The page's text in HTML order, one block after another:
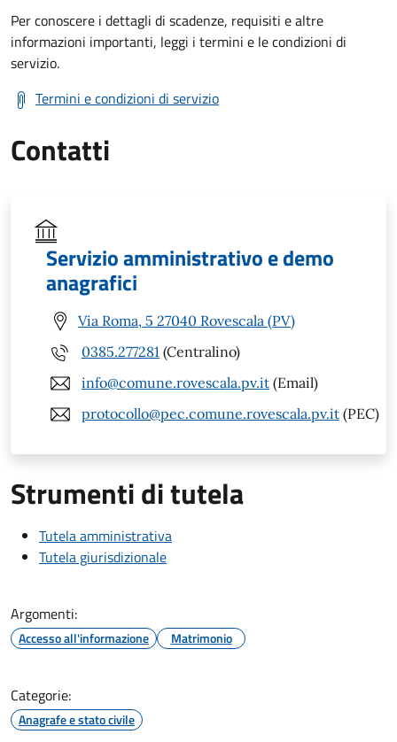
Per conoscere i dettagli di scadenze, requisiti e altre
informazioni importanti, leggi i termini e le condizioni di
servizio.
Termini e condizioni di servizio
Contatti
Servizio amministrativo e demo
anagrafici
Via Roma, 5 27040 Rovescala (PV)
0385.277281 (Centralino)
info@comune.rovescala.pv.it (Email)
protocollo@pec.comune.rovescala.pv.it (PEC)
Strumenti di tutela
Tutela amministrativa
Tutela giurisdizionale
Argomenti:
Accesso all'informazione Matrimonio
Categorie:
Anagrafe e stato civile